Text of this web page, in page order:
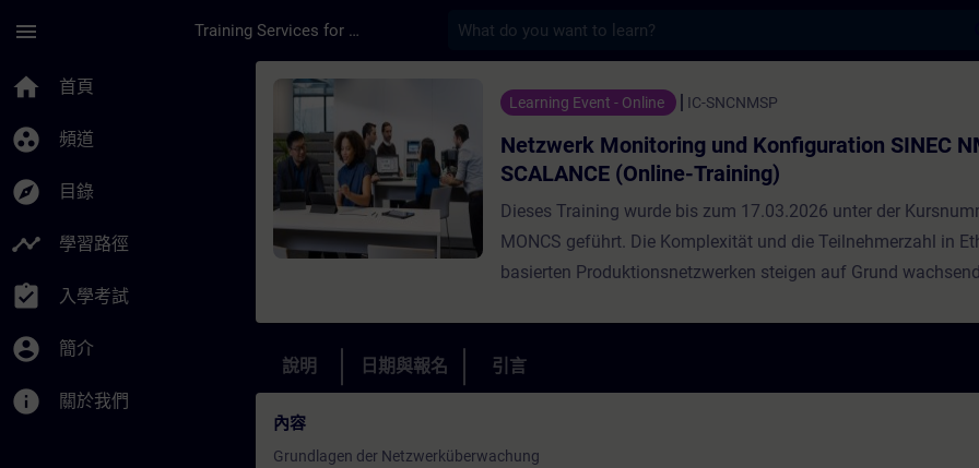
menu Training Services for Digital Industries
home 首頁
group_work 頻道
explore 目錄
timeline 學習路徑
assignment_turned_in 入學考試
account_circle 簡介
info 關於我們
課程 - Netzwerk Monitoring und Konfiguration SINEC NMS
Learning Event - Online IC-SNCNMSP
Netzwerk Monitoring und Konfiguration SINEC
SCALANCE (Online-Training)
Dieses Training wurde bis zum 17.03.2026 unter der
MONCS geführt. Die Komplexität und die Teilnehmerzahl in
basierten Produktionsnetzwerken steigen auf Grund
Stillstand der Produktionskette führen. Für die Minimierung
Zeitspannen sowie der daraus entstehenden Kosten ist die
unentbehrlich. Das manuelle managen von mehreren Geräten
說明 日期與報名 引言
內容
Grundlagen der Netzwerküberwachung